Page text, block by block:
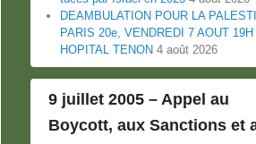
DEAMBULATION POUR LA
PARIS 20e, VENDREDI 7 AOUT 19H
HOPITAL TENON 4 août 2026
9 juillet 2005 – Appel au
Boycott, aux Sanctions et